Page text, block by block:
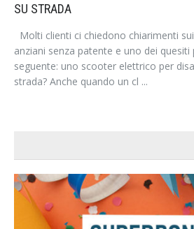
SU STRADA
Molti clienti ci chiedono chiarimenti
anziani senza patente e uno dei quesiti
seguente: uno scooter elettrico per
strada? Anche quando un cl ...